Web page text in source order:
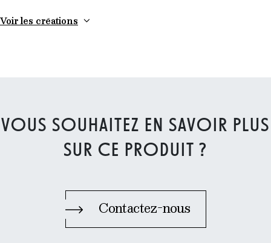
Voir les créations
VOUS SOUHAITEZ EN SAVOIR PLUS
SUR CE PRODUIT ?
Contactez-nous